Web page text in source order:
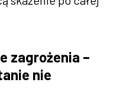
zagrożenia –
nie